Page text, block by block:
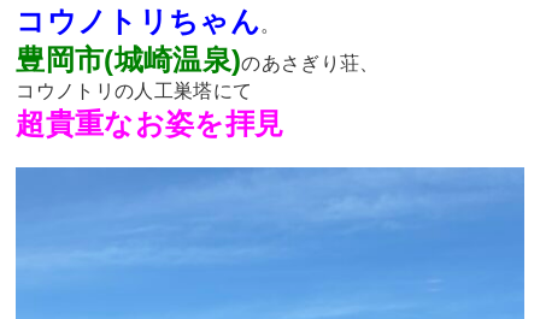
コウノトリちゃん。
豊岡市(城崎温泉)のあさぎり荘、
コウノトリの人工巣塔にて
超貴重なお姿を拝見